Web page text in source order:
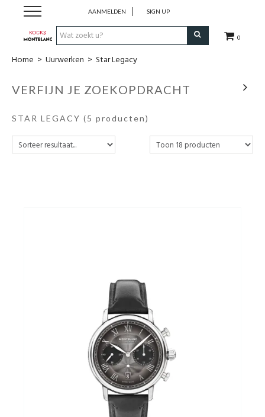
0
AANMELDEN SIGN UP
Schrijfwaren
Collecties
Home > Uurwerken > Star Legacy
VERFIJN JE ZOEKOPDRACHT
STAR LEGACY (5 producten)